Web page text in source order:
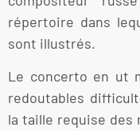
répertoire dans
sont illustrés.
Le concerto en ut
redoutables
la taille requise des